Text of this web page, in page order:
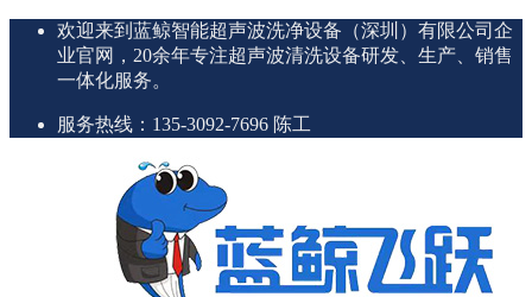
欢迎来到蓝鲸智能超声波洗净设备（深圳）有限公司企
业官网，20余年专注超声波清洗设备研发、生产、销售
一体化服务。
服务热线：135-3092-7696 陈工